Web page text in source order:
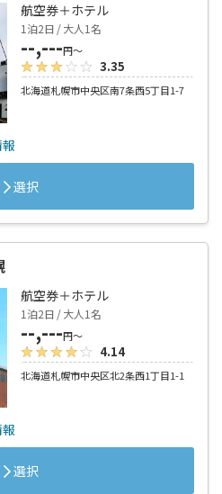
航空券＋ホテル
1泊2日 / 大人1名
--,---円～
3.35
北海道札幌市中央区南7条西5丁目1-7
選択
航空券＋ホテル
1泊2日 / 大人1名
--,---円～
4.14
北海道札幌市中央区北2条西1丁目1-1
選択